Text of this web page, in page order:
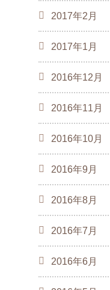
2017年2月
2017年1月
2016年12月
2016年11月
2016年10月
2016年9月
2016年8月
2016年7月
2016年6月